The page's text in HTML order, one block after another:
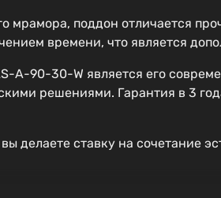
мрамора, поддон отличается
времени, что является
A-90-30-W является его
решениями. Гарантия в 3
делаете ставку на сочетание